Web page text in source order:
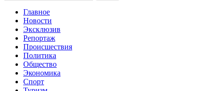
Главное
Новости
Эксклюзив
Репортаж
Происшествия
Политика
Общество
Экономика
Спорт